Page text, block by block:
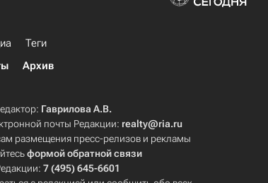
Теги
Архив
Гаврилова А.В.
почты Редакции: realty@ria.ru
размещения пресс-релизов и рекламы
формой обратной связи
7 (495) 645-6601